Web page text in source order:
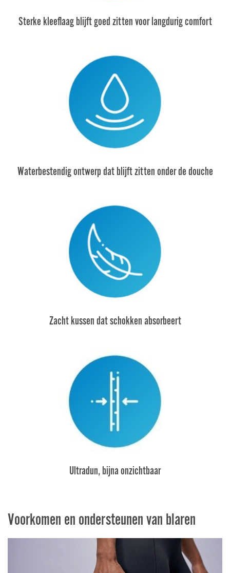
Sterke kleeflaag blijft goed zitten voor langdurig comfort
Waterbestendig ontwerp dat blijft zitten onder de douche
Zacht kussen dat schokken absorbeert
Ultradun, bijna onzichtbaar
Voorkomen en ondersteunen van blaren